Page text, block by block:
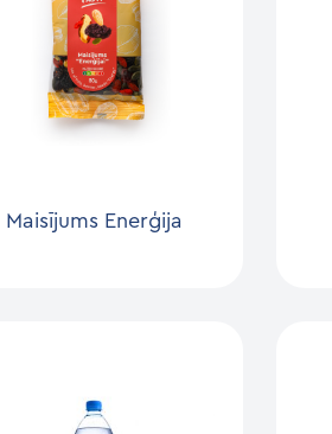
Maisījums Enerģija